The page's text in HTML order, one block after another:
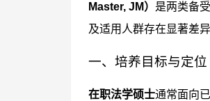
Master, JM） 是两类备
及适用人群存在显著差
一、培养目标与定位
在职法学硕士通常面向